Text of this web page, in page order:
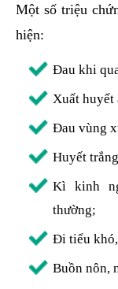
Một số triệu
hiện:
Đau khi
Xuất huyết
Đau vùng
Huyết
Kì kinh
thường;
Đi tiểu khó,
Buồn nôn,